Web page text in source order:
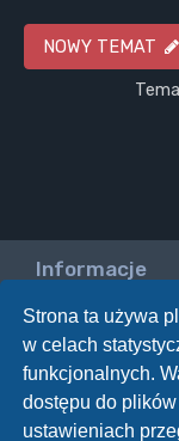
Strona ta używa
w celach
funkcjonalnych.
dostępu do
ustawieniach
NOWY TEMAT
Informacje
Twoje
Nie możesz
Nie możesz
Nie możesz